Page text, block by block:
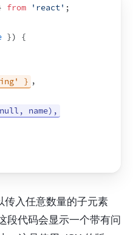
from 'react' ;
})
{
} ,
name),
传入任意数量的子元素
段代码会显示一个带有问